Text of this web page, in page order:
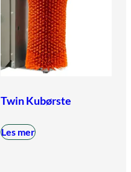
Twin Kubørste
Les mer